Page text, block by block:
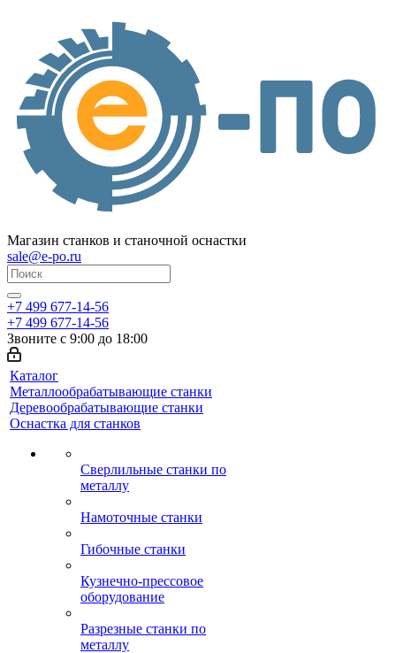
Магазин станков и станочной оснастки
sale@e-po.ru
+7 499 677-14-56
+7 499 677-14-56
Звоните с 9:00 до 18:00
Каталог
Металлообрабатывающие станки
Деревообрабатывающие станки
Оснастка для станков
Сверлильные станки по
металлу
Намоточные станки
Гибочные станки
Кузнечно-прессовое
оборудование
Разрезные станки по
металлу